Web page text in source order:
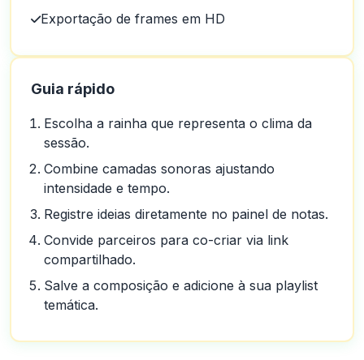
Exportação de frames em HD
Guia rápido
Escolha a rainha que representa o clima da
sessão.
Combine camadas sonoras ajustando
intensidade e tempo.
Registre ideias diretamente no painel de notas.
Convide parceiros para co-criar via link
compartilhado.
Salve a composição e adicione à sua playlist
temática.